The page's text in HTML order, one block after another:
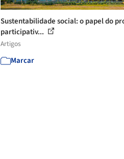
Sustentabilidade social: o papel do
participativ...
Artigos
Marcar